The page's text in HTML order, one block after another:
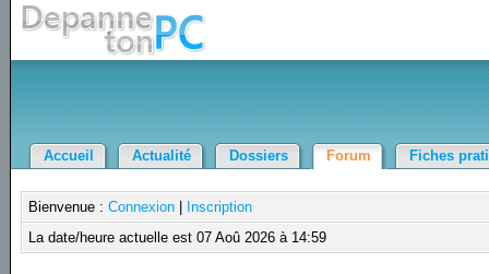
Accueil Actualité Dossiers Forum Fiches
Bienvenue :Connexion
Inscription
La date/heure actuelle est 07 Aoû 2026 à 14:59